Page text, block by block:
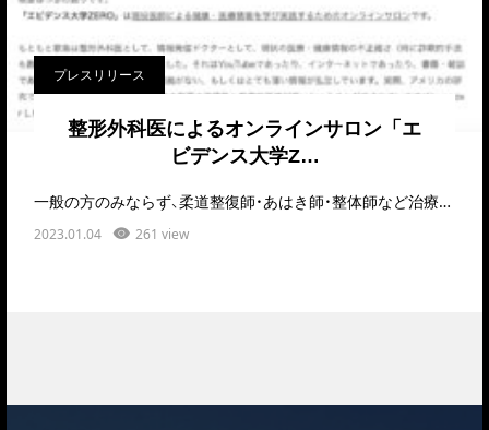
プレスリリース
整形外科医によるオンラインサロン「エ
ビデンス大学Z…
一般の方のみならず、柔道整復師・あはき師・整体師など治療家向けの専門的かつ実践的な学びの場も現役…
2023.01.04 261 view